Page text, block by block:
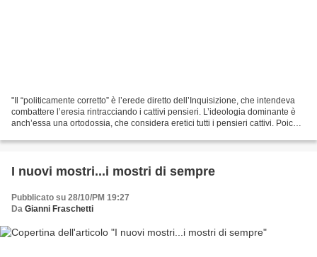
"Il “politicamente corretto” è l’erede diretto dell’Inquisizione, che intendeva
combattere l’eresia rintracciando i cattivi pensieri. L’ideologia dominante è
anch’essa una ortodossia, che considera eretici tutti i pensieri cattivi. Poiché
I nuovi mostri...i mostri di sempre
Pubblicato su 28/10/PM 19:27
Da Gianni Fraschetti